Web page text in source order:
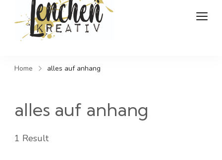
Home alles auf anhang
alles auf anhang
1 Result